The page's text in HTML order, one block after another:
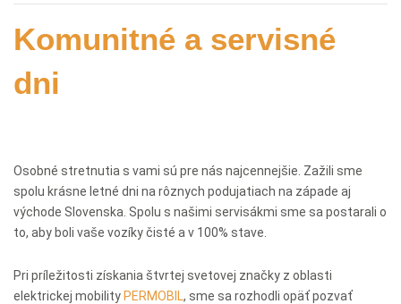
Komunitné a servisné
dni
Osobné stretnutia s vami sú pre nás najcennejšie. Zažili sme
spolu krásne letné dni na rôznych podujatiach na západe aj
východe Slovenska. Spolu s našimi servisákmi sme sa postarali o
to, aby boli vaše vozíky čisté a v 100% stave.
Pri príležitosti získania štvrtej svetovej značky z oblasti
elektrickej mobility PERMOBIL, sme sa rozhodli opäť pozvať